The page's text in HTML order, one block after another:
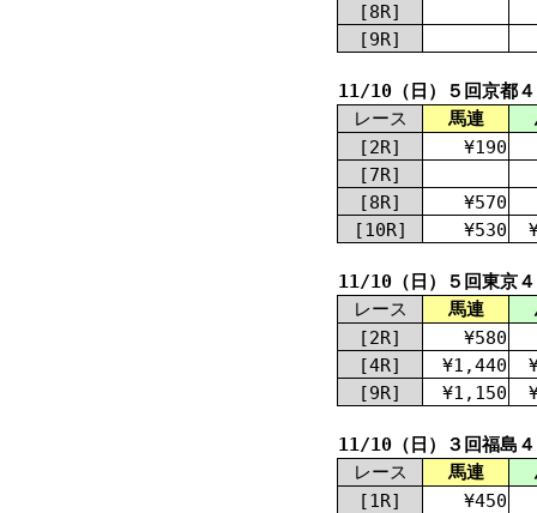
[8R]
[9R]
11/10（日）５回京都
レース
馬連
[2R]
¥190
[7R]
[8R]
¥570
[10R]
¥530
11/10（日）５回東京
レース
馬連
[2R]
¥580
[4R]
¥1,440
[9R]
¥1,150
11/10（日）３回福島
レース
馬連
[1R]
¥450